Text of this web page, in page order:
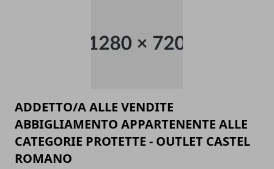
ADDETTO/A ALLE VENDITE
ABBIGLIAMENTO APPARTENENTE ALLE
CATEGORIE PROTETTE - OUTLET CASTEL
ROMANO